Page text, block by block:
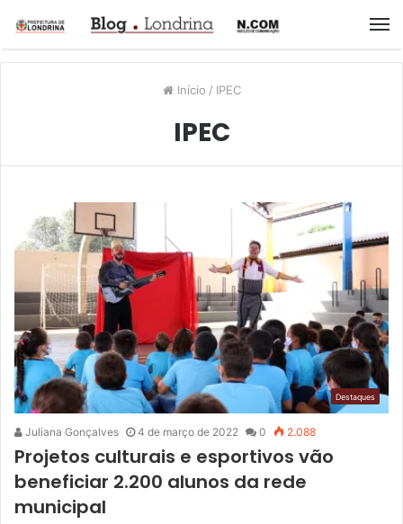
Início / IPEC
IPEC
Destaques
Juliana Gonçalves 4 de março de 2022 0 2.088
Projetos culturais e esportivos vão
beneficiar 2.200 alunos da rede
municipal